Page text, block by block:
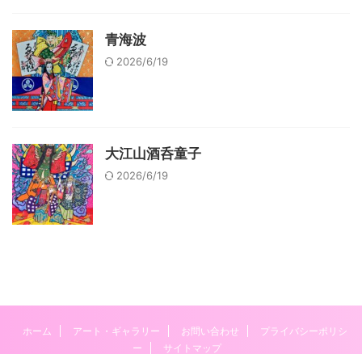
青海波
2026/6/19
大江山酒呑童子
2026/6/19
ホーム アート・ギャラリー お問い合わせ
プライバシーポリシ
ー
サイトマップ